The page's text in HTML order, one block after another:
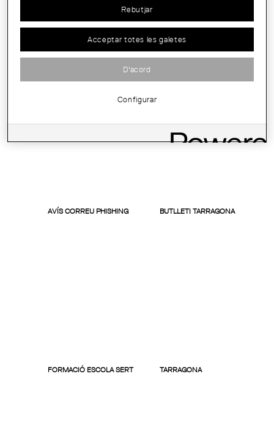
AVÍS CORREU PHISHING BUTLLETI TARRAGONA
FORMACIÓ ESCOLA SERT TARRAGONA
Rebutjar
Acceptar totes les galetes
D'acord
Configurar